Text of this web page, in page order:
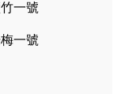
一號
一號